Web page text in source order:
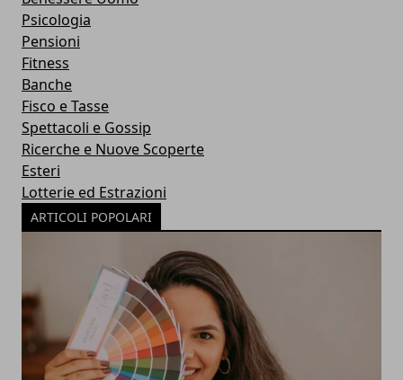
Psicologia
Pensioni
Fitness
Banche
Fisco e Tasse
Spettacoli e Gossip
Ricerche e Nuove Scoperte
Esteri
Lotterie ed Estrazioni
ARTICOLI POPOLARI